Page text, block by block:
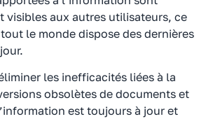
visibles aux autres utilisateurs, ce
le monde dispose des dernières
les inefficacités liées à la
obsolètes de documents et
est toujours à jour et